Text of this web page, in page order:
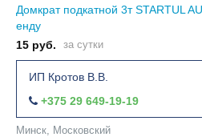
Домкрат подкатной 3т STARTUL
енду
15 руб.
за сутки
ИП Кротов В.В.
+375 29 649-19-19
Минск, Московский